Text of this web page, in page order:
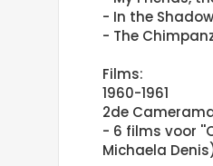
- In the Shadow
- The
Films:
1960-1961
2de
- 6 films voor
Michaela